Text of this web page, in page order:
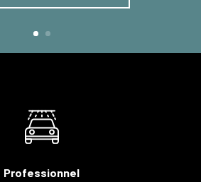
Professionnel